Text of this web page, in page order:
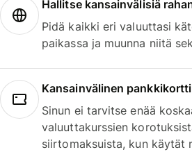
Hallitse kansainvälisiä
Pidä kaikki eri valuuttasi
paikassa ja muunna niitä
Kansainvälinen pankkikortti
Sinun ei tarvitse enää
valuuttakurssien
siirtomaksuista, kun käytät